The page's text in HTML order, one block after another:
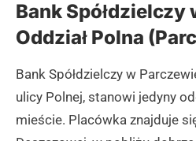
Bank Spółdzielczy
Oddział Polna
Bank Spółdzielczy w
ulicy Polnej, stanowi jedyny
mieście. Placówka znajduje